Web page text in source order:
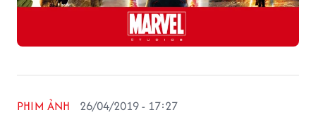
PHIM ẢNH 26/04/2019 - 17:27